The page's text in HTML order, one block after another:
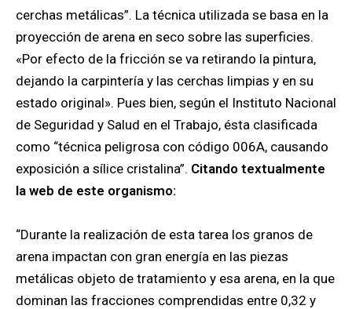
cerchas metálicas”. La técnica utilizada se basa en la
proyección de arena en seco sobre las superficies.
«Por efecto de la fricción se va retirando la pintura,
dejando la carpintería y las cerchas limpias y en su
estado original». Pues bien, según el Instituto Nacional
de Seguridad y Salud en el Trabajo, ésta clasificada
como “técnica peligrosa con código 006A, causando
exposición a sílice cristalina”. Citando textualmente
la web de este organismo:
“Durante la realización de esta tarea los granos de
arena impactan con gran energía en las piezas
metálicas objeto de tratamiento y esa arena, en la que
dominan las fracciones comprendidas entre 0,32 y